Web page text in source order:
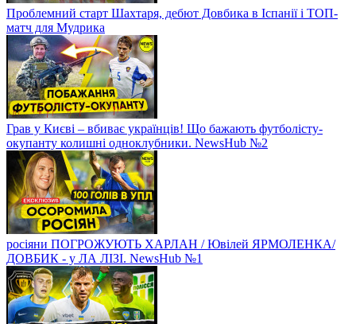
Проблемний старт Шахтаря, дебют Довбика в Іспанії і ТОП-
матч для Мудрика
Грав у Києві – вбиває українців! Що бажають футболісту-
окупанту колишні одноклубники. NewsHub №2
росіяни ПОГРОЖУЮТЬ ХАРЛАН / Ювілей ЯРМОЛЕНКА/
ДОВБИК - у ЛА ЛІЗІ. NewsHub №1